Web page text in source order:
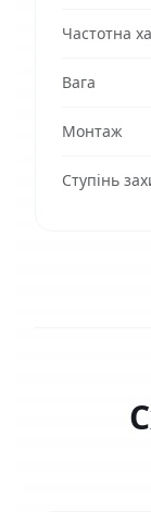
Частотна
Вага
Монтаж
Ступінь